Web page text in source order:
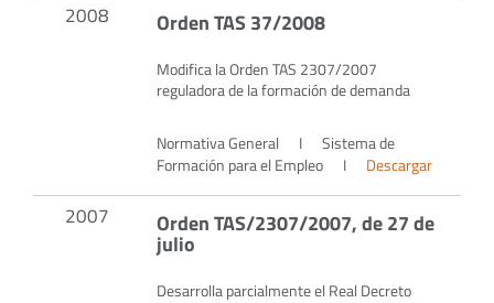
2008 Orden TAS 37/2008
Modifica la Orden TAS 2307/2007
reguladora de la formación de demanda
Normativa General I
Sistema de
Formación para el Empleo
I Descargar
2007 Orden TAS/2307/2007, de 27 de
julio
Desarrolla parcialmente el Real Decreto